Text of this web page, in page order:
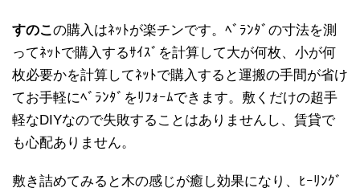
すのこの購入はﾈｯﾄが楽チンです。ﾍﾞﾗﾝﾀﾞの寸法を測
ってﾈｯﾄで購入するｻｲｽﾞを計算して大が何枚、小が何
枚必要かを計算してﾈｯﾄで購入すると運搬の手間が省け
てお手軽にﾍﾞﾗﾝﾀﾞをﾘﾌｫｰﾑできます。敷くだけの超手
軽なDIYなので失敗することはありませんし、賃貸で
も心配ありません。
敷き詰めてみると木の感じが癒し効果になり、ﾋｰﾘﾝｸﾞ